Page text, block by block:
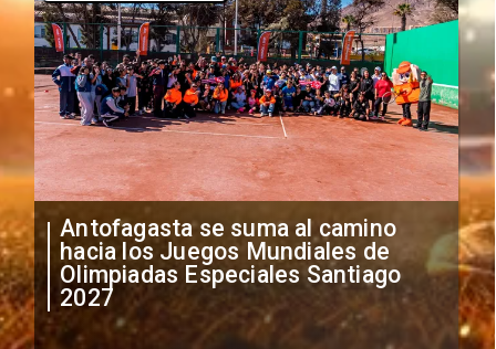
"Falta de profesionalismo": Sifup
anuncia medidas por situación
irregular de futbolistas
extranjeros